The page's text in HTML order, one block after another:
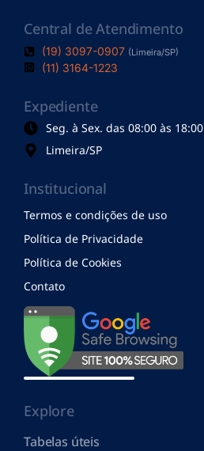
Central de Atendimento
(19) 3097-0907 (Limeira/SP)
(11) 3164-1223
Expediente
Seg. à Sex. das 08:00 às 18:00
Limeira/SP
Institucional
Termos e condições de uso
Política de Privacidade
Política de Cookies
Contato
Explore
Tabelas úteis